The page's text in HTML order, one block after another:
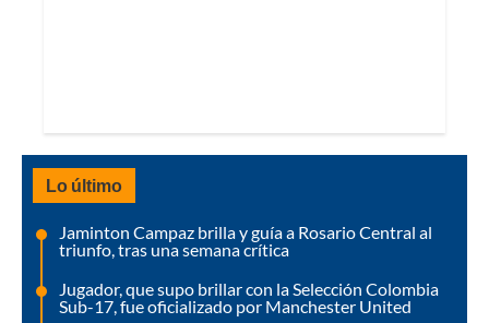
Lo último
Jaminton Campaz brilla y guía a Rosario Central al
triunfo, tras una semana crítica
Jugador, que supo brillar con la Selección Colombia
Sub-17, fue oficializado por Manchester United